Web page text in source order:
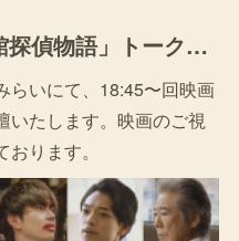
【映画】2/1(日)「天文館探偵物語」トークイベント出演
らいにて、18:45〜回映画
いたします。映画のご視
ります。